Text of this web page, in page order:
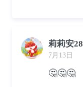
莉莉安28
7月13日
🤔🤔🤔